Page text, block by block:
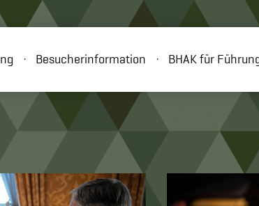
Besucherinformation BHAK für
NEWS